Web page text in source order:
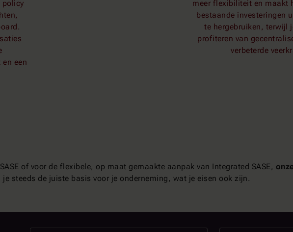
policy
een
meer flexibiliteit en maakt
bestaande investeringen
te hergebruiken, terwijl
profiteren van
verbeterde
of voor de flexibele, op maat gemaakte aanpak van Integrated SASE,
je steeds de juiste basis voor je onderneming, wat je eisen ook zijn.